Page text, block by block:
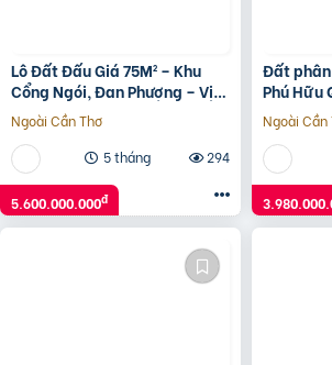
Lô Đất Đấu Giá 75M² – Khu
Cổng Ngói, Đan Phượng – Vị
Trí Siêu Đẹp, Giá Tốt!
Ngoài Cần Thơ
5 tháng
294
5.600.000.000đ
Đất
Phú Hữu
có vỉa hè
Ngoài Cần